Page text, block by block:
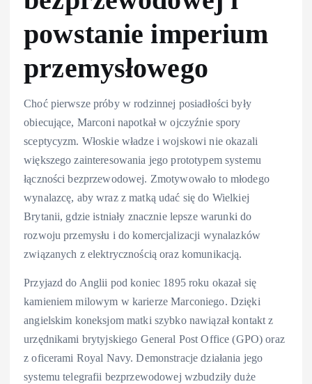
powstanie imperium
przemysłowego
Choć pierwsze próby w rodzinnej posiadłości były
obiecujące, Marconi napotkał w ojczyźnie spory
sceptycyzm. Włoskie władze i wojskowi nie okazali
większego zainteresowania jego prototypem systemu
łączności bezprzewodowej. Zmotywowało to młodego
wynalazcę, aby wraz z matką udać się do Wielkiej
Brytanii, gdzie istniały znacznie lepsze warunki do
rozwoju przemysłu i do komercjalizacji wynalazków
związanych z elektrycznością oraz komunikacją.
Przyjazd do Anglii pod koniec 1895 roku okazał się
kamieniem milowym w karierze Marconiego. Dzięki
angielskim koneksjom matki szybko nawiązał kontakt z
urzędnikami brytyjskiego General Post Office (GPO) oraz
z oficerami Royal Navy. Demonstracje działania jego
systemu telegrafii bezprzewodowej wzbudziły duże